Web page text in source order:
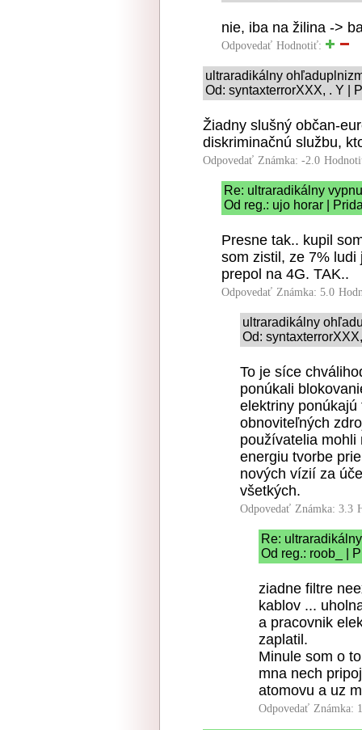
nie, iba na žilina ->
Odpovedať Hodnotiť:
ultraradikálny
Od: syntaxterrorXXX, . Y |
Žiadny slušný občan-
diskriminačnú službu,
Odpovedať Známka: -2.0
Re: ultraradikálny
Od reg.: ujo horar |
Presne tak.. kupil
som zistil, ze 7%
prepol na 4G. TAK..
Odpovedať Známka: 5.0
ultraradikálny
Od:
To je síce
ponúkali
elektriny
obnoviteľných
používatelia
energiu tvorbe
nových vízií za
všetkých.
Odpovedať Známka: 3.3
Re:
Od reg.: roob_ |
ziadne filtre
kablov ...
a pracovnik
zaplatil.
Minule som o
mna nech
atomovu a uz
Odpovedať Známka: